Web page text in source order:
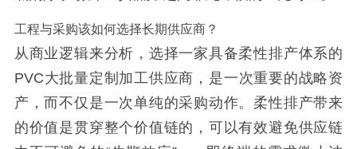
工程与采购该如何选择长期供应商？
从商业逻辑来分析，选择一家具备柔性排产体系的
PVC大批量定制加工供应商，是一次重要的战略资
产，而不仅是一次单纯的采购动作。柔性排产带来
的价值是贯穿整个价值链的，可以有效避免供应链